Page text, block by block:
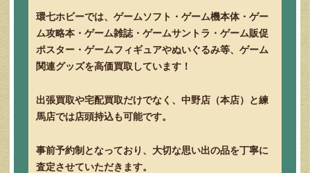
環七ホビーでは、ゲームソフト・ゲーム機本体・ゲー
ム攻略本・ゲーム雑誌・ゲームサントラ・ゲーム販促
ポスター・ゲームフィギュアやぬいぐるみ等、ゲーム
関連グッズを高価買取しています！
出張買取や宅配買取だけでなく、中野店（本店）と練
馬店では店頭持込も可能です。
事前予約制となっており、大切な思い出の品を丁寧に
査定させていただきます。